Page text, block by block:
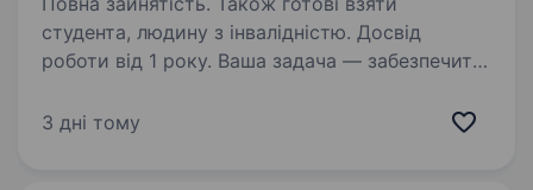
студента, людину з інвалідністю. Досвід
роботи від 1 року. Ваша задача — забезпечити
менеджменту на серійному виробництві
3 дні тому